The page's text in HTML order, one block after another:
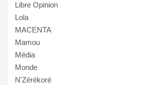
Libre Opinion
Lola
MACENTA
Mamou
Média
Monde
N'Zérékoré